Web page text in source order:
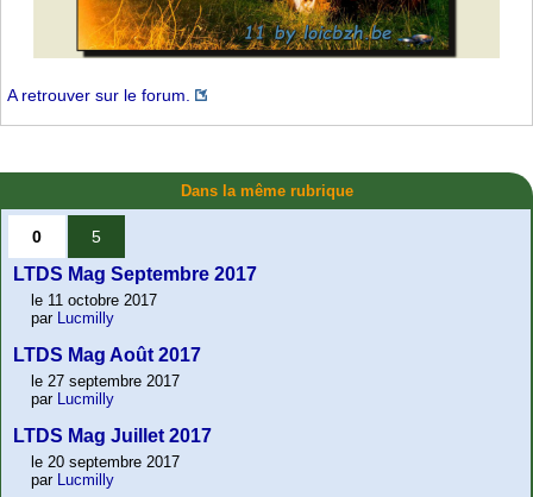
A retrouver sur le forum.
Dans la même rubrique
0 5
LTDS Mag Septembre 2017
le 11 octobre 2017
par Lucmilly
LTDS Mag Août 2017
le 27 septembre 2017
par Lucmilly
LTDS Mag Juillet 2017
le 20 septembre 2017
par Lucmilly